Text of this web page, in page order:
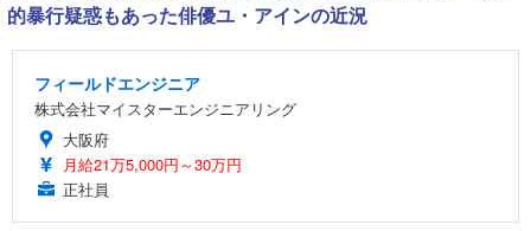
的暴行疑惑もあった俳優ユ・アインの近況
フィールドエンジニア
株式会社マイスターエンジニアリング
大阪府
月給21万5,000円～30万円
正社員